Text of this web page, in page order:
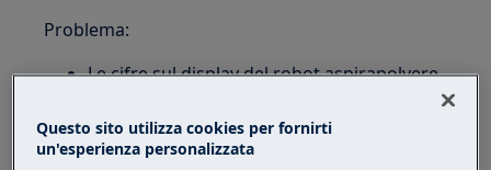
Problema:
Le cifre sul display del robot aspirapolvere
Il display del robot aspirapolvere
lampeggia
Questo sito utilizza cookies per fornirti
un'esperienza personalizzata